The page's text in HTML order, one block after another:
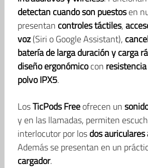
detectan cuando son puestosen
presentan controles táctiles,
voz(Siri o Google Assistant),
batería de larga duración y carga
diseño ergonómicocon
polvo IPX5.
LosTicPods Freeofrecen un
y en las llamadas, permiten
interlocutor por losdos auriculares
Además se presentan en un
cargador.